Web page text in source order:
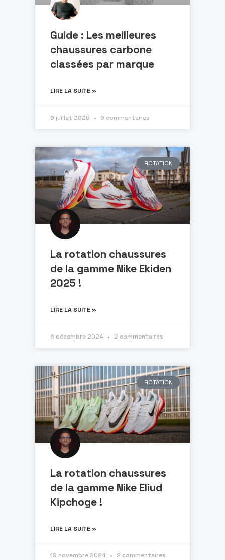
Guide : Les meilleures
chaussures carbone
classées par marque
LIRE LA SUITE »
9 juillet 2025 6 commentaires
ROTATION
La rotation chaussures
de la gamme Nike Ekiden
2025 !
LIRE LA SUITE »
6 décembre 2024 2 commentaires
ROTATION
La rotation chaussures
de la gamme Nike Eliud
Kipchoge !
LIRE LA SUITE »
18 novembre 2024 2 commentaires